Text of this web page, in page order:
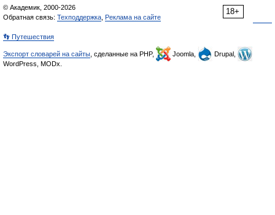
18+
© Академик, 2000-2026
Обратная связь: Техподдержка Реклама на сайте
👣 Путешествия
Экспорт словарей на сайты , сделанные на PHP, Joomla,
Drupal,
WordPress, MODx.